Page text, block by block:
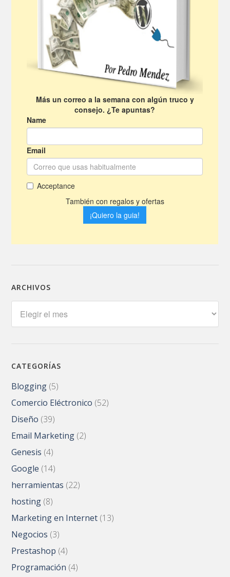
ARCHIVOS
CATEGORÍAS
Blogging (5)
Comercio Eléctronico (52)
Diseño (39)
Email Marketing (2)
Genesis (4)
Google (14)
herramientas (22)
hosting (8)
Marketing en Internet (13)
Negocios (3)
Prestashop (4)
Programación (4)